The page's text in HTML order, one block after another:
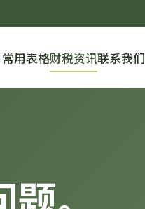
常用表格财税资讯联系我们